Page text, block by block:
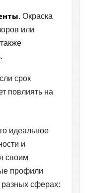
. Окраска
или
срок
повлиять на
идеальное
и
своим
профили
сферах: